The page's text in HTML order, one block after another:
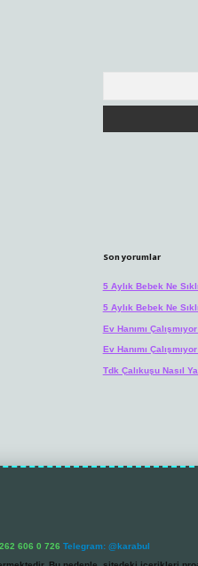
Son yorumlar
5 Aylık Bebek Ne
5 Aylık Bebek Ne
Ev Hanımı
Ev Hanımı
Tdk Çalıkuşu Nasıl
606 0 726 Telegram: @karabul